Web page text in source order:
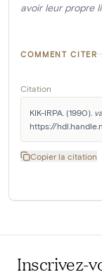
avoir leur propre
COMMENT CITER
Citation
KIK-IRPA. (1990).
https://
Copier la citation
Inscrivez-